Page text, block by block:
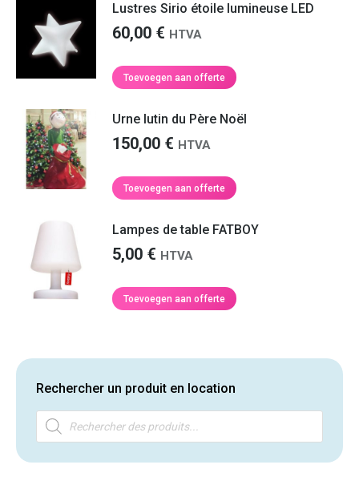
Lustres Sirio étoile lumineuse LED
60,00 € HTVA
Toevoegen aan offerte
Urne lutin du Père Noël
150,00 € HTVA
Toevoegen aan offerte
Lampes de table FATBOY
5,00 € HTVA
Toevoegen aan offerte
Rechercher un produit en location
Producten
zoeken